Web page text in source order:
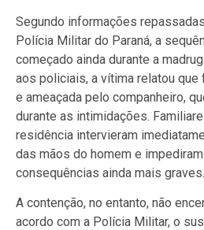
Segundo informações
Polícia Militar do Paraná, a
começado ainda durante a
aos policiais, a vítima relatou
e ameaçada pelo companheiro,
durante as intimidações.
residência intervieram
das mãos do homem e
consequências ainda mais graves.
A contenção, no entanto, não
acordo com a Polícia Militar, o